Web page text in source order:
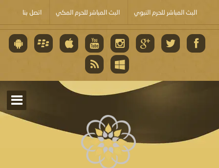
البث المباشر للحرم النبوي البث المباشر للحرم المكي اتصل بنا